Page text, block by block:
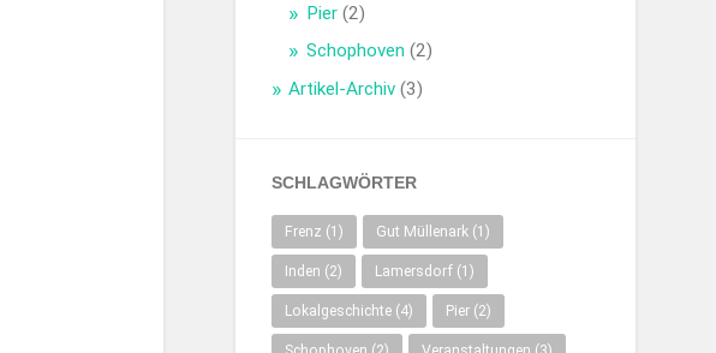
Pier (2)
Schophoven (2)
Artikel-Archiv (3)
SCHLAGWÖRTER
Frenz (1) Gut Müllenark (1)
Inden (2) Lamersdorf (1)
Lokalgeschichte (4) Pier (2)